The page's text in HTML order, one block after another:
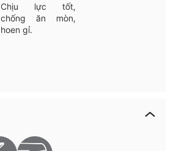
Chịu lực tốt,
chống ăn mòn,
hoen gỉ.